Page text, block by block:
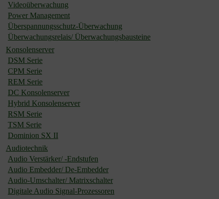
Videoüberwachung
Power Management
Überspannungsschutz-Überwachung
Überwachungsrelais/ Überwachungsbausteine
Konsolenserver
DSM Serie
CPM Serie
REM Serie
DC Konsolenserver
Hybrid Konsolenserver
RSM Serie
TSM Serie
Dominion SX II
Audiotechnik
Audio Verstärker/ -Endstufen
Audio Embedder/ De-Embedder
Audio-Umschalter/ Matrixschalter
Digitale Audio Signal-Prozessoren